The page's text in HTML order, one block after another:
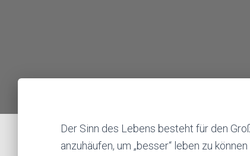
Der Sinn des Lebens besteht für den
anzuhäufen, um „besser“ leben zu